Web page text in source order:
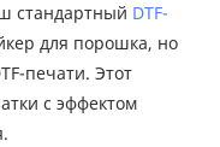
стандартный DTF-
для порошка, но
печати. ​​Этот
с эффектом